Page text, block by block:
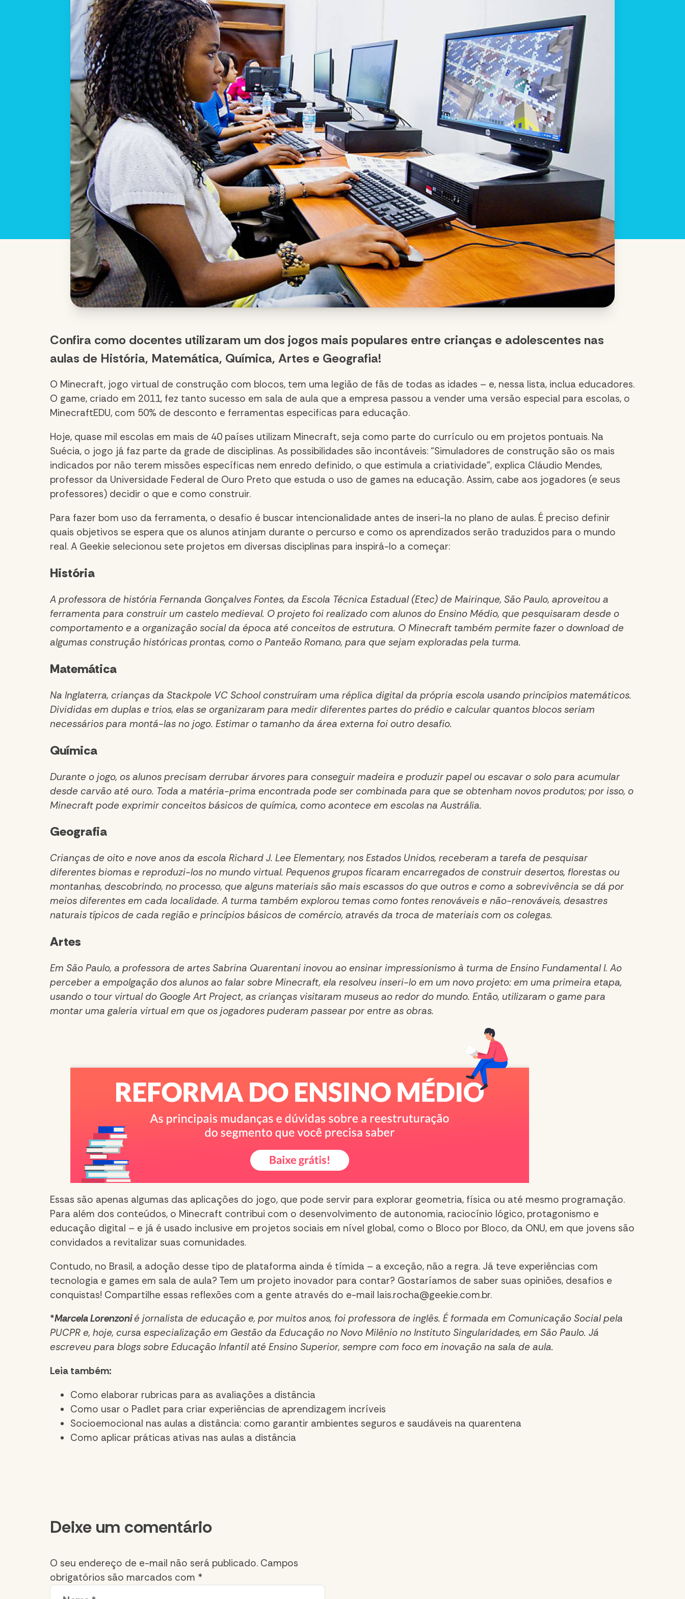
Confira como docentes utilizaram um dos jogos mais populares entre crianças e adolescentes nas
aulas de História, Matemática, Química, Artes e Geografia!
O Minecraft, jogo virtual de construção com blocos, tem uma legião de fãs de todas as idades – e, nessa lista, inclua educadores.
O game, criado em 2011, fez tanto sucesso em sala de aula que a empresa passou a vender uma versão especial para escolas, o
MinecraftEDU, com 50% de desconto e ferramentas especificas para educação.
Hoje, quase mil escolas em mais de 40 países utilizam Minecraft, seja como parte do currículo ou em projetos pontuais. Na
Suécia, o jogo já faz parte da grade de disciplinas. As possibilidades são incontáveis: “Simuladores de construção são os mais
indicados por não terem missões específicas nem enredo definido, o que estimula a criatividade”, explica Cláudio Mendes,
professor da Universidade Federal de Ouro Preto que estuda o uso de games na educação. Assim, cabe aos jogadores (e seus
professores) decidir o que e como construir.
Para fazer bom uso da ferramenta, o desafio é buscar intencionalidade antes de inseri-la no plano de aulas. É preciso definir
quais objetivos se espera que os alunos atinjam durante o percurso e como os aprendizados serão traduzidos para o mundo
real. A Geekie selecionou sete projetos em diversas disciplinas para inspirá-lo a começar:
História
A professora de história Fernanda Gonçalves Fontes, da Escola Técnica Estadual (Etec) de Mairinque, São Paulo, aproveitou a
ferramenta para construir um castelo medieval. O projeto foi realizado com alunos do Ensino Médio, que pesquisaram desde o
comportamento e a organização social da época até conceitos de estrutura. O Minecraft também permite fazer o download de
algumas construção históricas prontas, como o Panteão Romano, para que sejam exploradas pela turma.
Matemática
Na Inglaterra, crianças da Stackpole VC School construíram uma réplica digital da própria escola usando princípios matemáticos.
Divididas em duplas e trios, elas se organizaram para medir diferentes partes do prédio e calcular quantos blocos seriam
necessários para montá-las no jogo. Estimar o tamanho da área externa foi outro desafio.
Química
Durante o jogo, os alunos precisam derrubar árvores para conseguir madeira e produzir papel ou escavar o solo para acumular
desde carvão até ouro. Toda a matéria-prima encontrada pode ser combinada para que se obtenham novos produtos; por isso, o
Minecraft pode exprimir conceitos básicos de química, como acontece em escolas na Austrália.
Geografia
Crianças de oito e nove anos da escola Richard J. Lee Elementary, nos Estados Unidos, receberam a tarefa de pesquisar
diferentes biomas e reproduzi-los no mundo virtual. Pequenos grupos ficaram encarregados de construir desertos, florestas ou
montanhas, descobrindo, no processo, que alguns materiais são mais escassos do que outros e como a sobrevivência se dá por
meios diferentes em cada localidade. A turma também explorou temas como fontes renováveis e não-renováveis, desastres
naturais típicos de cada região e princípios básicos de comércio, através da troca de materiais com os colegas.
Artes
Em São Paulo, a professora de artes Sabrina Quarentani inovou ao ensinar impressionismo à turma de Ensino Fundamental I. Ao
perceber a empolgação dos alunos ao falar sobre Minecraft, ela resolveu inseri-lo em um novo projeto: em uma primeira etapa,
usando o tour virtual do Google Art Project, as crianças visitaram museus ao redor do mundo. Então, utilizaram o game para
montar uma galeria virtual em que os jogadores puderam passear por entre as obras.
Essas são apenas algumas das aplicações do jogo, que pode servir para explorar geometria, física ou até mesmo programação.
Para além dos conteúdos, o Minecraft contribui com o desenvolvimento de autonomia, raciocínio lógico, protagonismo e
educação digital – e já é usado inclusive em projetos sociais em nível global, como o Bloco por Bloco, da ONU, em que jovens são
convidados a revitalizar suas comunidades.
Contudo, no Brasil, a adoção desse tipo de plataforma ainda é tímida – a exceção, não a regra. Já teve experiências com
tecnologia e games em sala de aula? Tem um projeto inovador para contar? Gostaríamos de saber suas opiniões, desafios e
conquistas! Compartilhe essas reflexões com a gente através do e-mail lais.rocha@geekie.com.br.
*Marcela Lorenzonié jornalista de educação e, por muitos anos, foi professora de inglês. É formada em Comunicação Social pela
PUCPR e, hoje, cursa especialização em Gestão da Educação no Novo Milênio no Instituto Singularidades, em São Paulo. Já
escreveu para blogs sobre Educação Infantil até Ensino Superior, sempre com foco em inovação na sala de aula.
Leia também:
Como elaborar rubricas para as avaliações a distância
Como usar o Padlet para criar experiências de aprendizagem incríveis
Socioemocional nas aulas a distância: como garantir ambientes seguros e saudáveis na quarentena
Como aplicar práticas ativas nas aulas a distância
Comment
section
Deixe um comentário
O seu endereço de e-mail não será publicado. Campos
obrigatórios são marcados com *